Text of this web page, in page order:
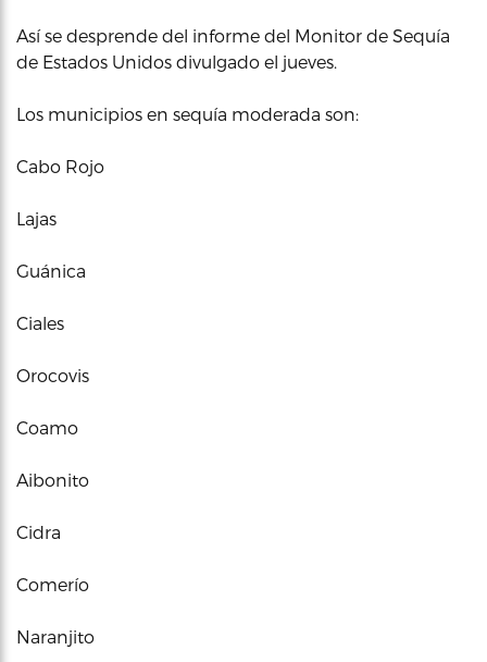
Así se desprende del informe del Monitor de Sequía
de Estados Unidos divulgado el jueves.
Los municipios en sequía moderada son:
Cabo Rojo
Lajas
Guánica
Ciales
Orocovis
Coamo
Aibonito
Cidra
Comerío
Naranjito